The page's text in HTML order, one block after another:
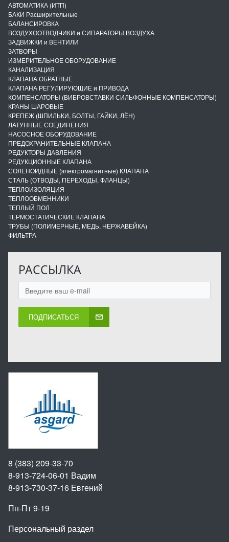
АВТОМАТИКА (ИТП)
БАКИ Расширительные
БАЛАНСИРОВКА
ВОЗДУХООТВОДЧИКИ и СИПАРАТОРЫ ВОЗДУХА
ЗАДВИЖКИ и ВЕНТИЛИ
ЗАТВОРЫ
ИЗМЕРИТЕЛЬНОЕ ОБОРУДОВАНИЕ
КАНАЛИЗАЦИЯ
КЛАПАНА ОБРАТНЫЕ
КЛАПАНА РЕГУЛИРУЮЩИЕ и ПРИВОДА
КОМПЕНСАТОРЫ (ВИБРОВСТАВКИ СИЛЬФОННЫЕ КОМПЕНСАТОРЫ)
КРАНЫ ШАРОВЫЕ
КРЕПЕЖ (ШПИЛЬКИ, БОЛТЫ, ГАЙКИ, ЛЁН)
ЛАТУННЫЕ СОЕДИНЕНИЯ
НАСОСНОЕ ОБОРУДОВАНИЕ
ПРЕДОХРАНИТЕЛЬНЫЕ КЛАПАНА
РЕДУКТОРЫ ДАВЛЕНИЯ
РЕДУКЦИОННЫЕ КЛАПАНА
СОЛЕНОИДНЫЕ (электромагнитные) КЛАПАНА
СТАЛЬ (ОТВОДЫ, ПЕРЕХОДЫ, ФЛАНЦЫ)
ТЕПЛОИЗОЛЯЦИЯ
ТЕПЛООБМЕННИКИ
ТЕПЛЫЙ ПОЛ
ТЕРМОСТАТИЧЕСКИЕ КЛАПАНА
ТРУБЫ (ПОЛИМЕРНЫЕ, МЕДЬ, НЕРЖАВЕЙКА)
ФИЛЬТРА
РАССЫЛКА
ПОДПИСАТЬСЯ
8 (383) 209-33-70
8-913-724-06-01 Вадим
8-913-730-37-16 Евгений
Пн-Пт 9-19
Персональный раздел